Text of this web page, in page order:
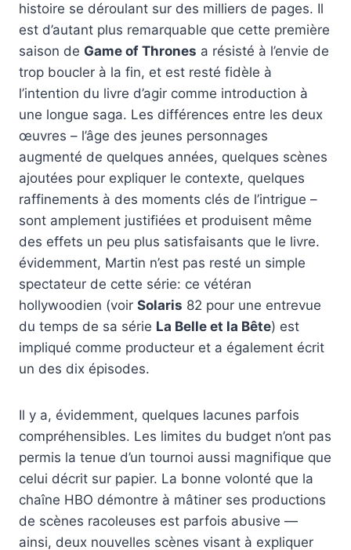
histoire se déroulant sur des milliers de pages. Il
est d’autant plus remarquable que cette première
saison de Game of Thrones a résisté à l’envie de
trop boucler à la fin, et est resté fidèle à
l’intention du livre d’agir comme introduction à
une longue saga. Les différences entre les deux
œuvres – l’âge des jeunes personnages
augmenté de quelques années, quelques scènes
ajoutées pour expliquer le contexte, quelques
raffinements à des moments clés de l’intrigue –
sont amplement justifiées et produisent même
des effets un peu plus satisfaisants que le livre.
évidemment, Martin n’est pas resté un simple
spectateur de cette série: ce vétéran
hollywoodien (voir Solaris 82 pour une entrevue
du temps de sa série La Belle et la Bête) est
impliqué comme producteur et a également écrit
un des dix épisodes.
Il y a, évidemment, quelques lacunes parfois
compréhensibles. Les limites du budget n’ont pas
permis la tenue d’un tournoi aussi magnifique que
celui décrit sur papier. La bonne volonté que la
chaîne HBO démontre à mâtiner ses productions
de scènes racoleuses est parfois abusive —
ainsi, deux nouvelles scènes visant à expliquer